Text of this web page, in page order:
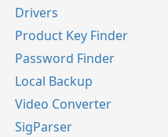
Drivers
Product Key Finder
Password Finder
Local Backup
Video Converter
SigParser